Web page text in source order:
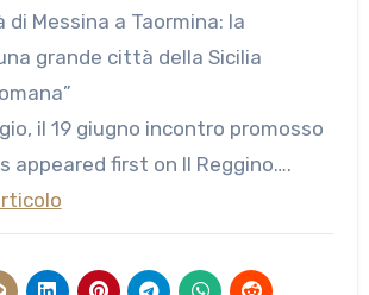
di Messina a Taormina: la
grande città della Sicilia
il 19 giugno incontro promosso
appeared first on Il Reggino….